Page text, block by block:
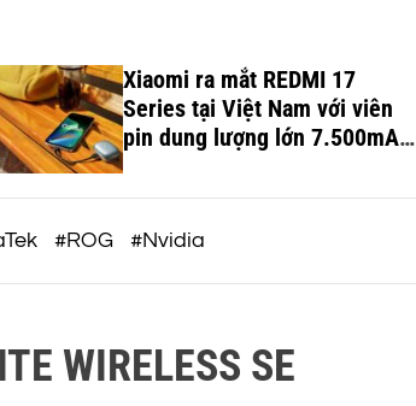
i
n
.
c
o
m
Xiaomi ra mắt REDMI 17
Series tại Việt Nam với viên
pin dung lượng lớn 7.500mAh,
thiết kế trẻ trung, giá từ 5,5
triệu đồng
#ROG #Nvidia
WIRELESS SE